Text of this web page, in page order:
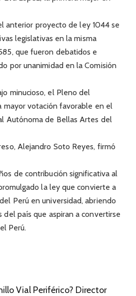
anterior proyecto de ley 1044 se
legislativas en la misma
que fueron debatidos e
por unanimidad en la Comisión
minucioso, el Pleno del
mayor votación favorable en el
Autónoma de Bellas Artes del
Alejandro Soto Reyes, firmó
de contribución significativa al
la ley que convierte a
Perú en universidad, abriendo
país que aspiran a convertirse
Perú.
Vial Periférico? Director